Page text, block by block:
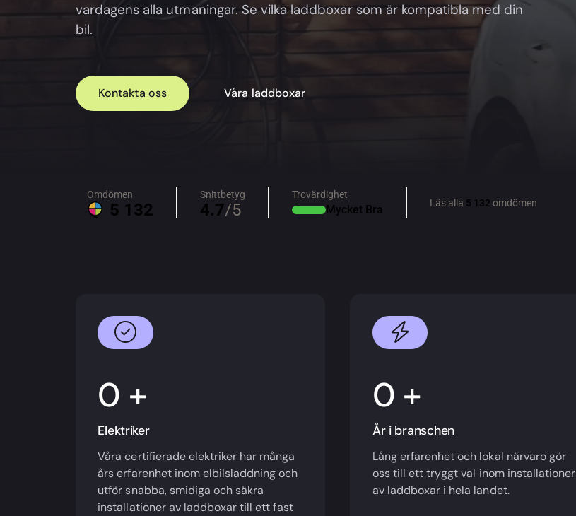
vardagens alla utmaningar. Se vilka laddboxar som är kompatibla med din
bil.
Kontakta oss Våra laddboxar
+
Elektriker
Våra certifierade elektriker har många
års erfarenhet inom elbilsladdning och
utför snabba, smidiga och säkra
installationer av laddboxar till ett fast
+
År i branschen
Lång erfarenhet och lokal närvaro gör
oss till ett tryggt val inom installationer
av laddboxar i hela landet.